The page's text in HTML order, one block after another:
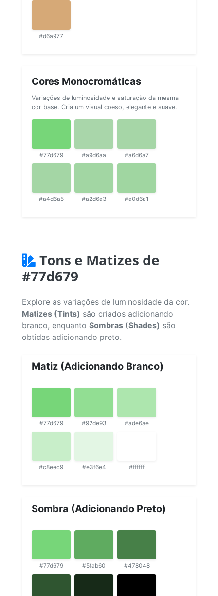
#d6a977
Cores Monocromáticas
Variações de luminosidade e saturação da mesma
cor base. Cria um visual coeso, elegante e suave.
#77d679 #a9d6aa #a6d6a7
#a4d6a5 #a2d6a3 #a0d6a1
Tons e Matizes de
#77d679
Explore as variações de luminosidade da cor.
Matizes (Tints) são criados adicionando
branco, enquanto Sombras (Shades) são
obtidas adicionando preto.
Matiz (Adicionando Branco)
#77d679 #92de93 #ade6ae
#c8eec9 #e3f6e4 #ffffff
Sombra (Adicionando Preto)
#77d679 #5fab60 #478048